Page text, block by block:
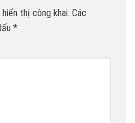
thị công khai. Các
*